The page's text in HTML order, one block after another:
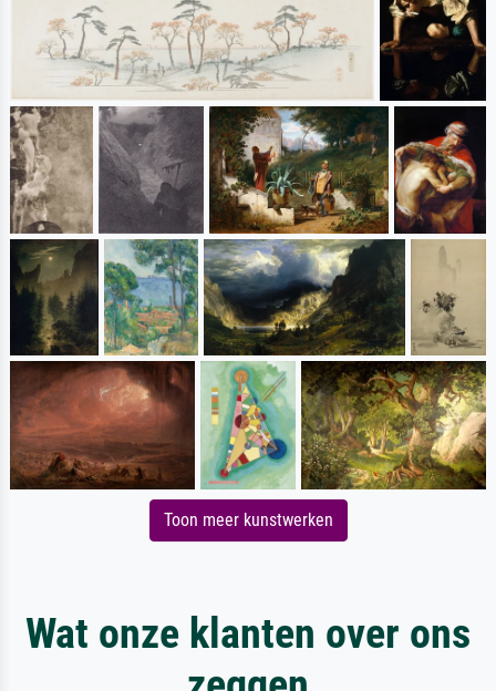
Toon meer kunstwerken
Wat onze klanten over ons